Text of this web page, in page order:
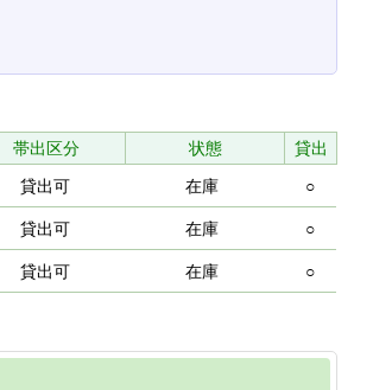
帯出区分 状態
貸出
貸出可 在庫 ○
貸出可 在庫 ○
貸出可 在庫 ○